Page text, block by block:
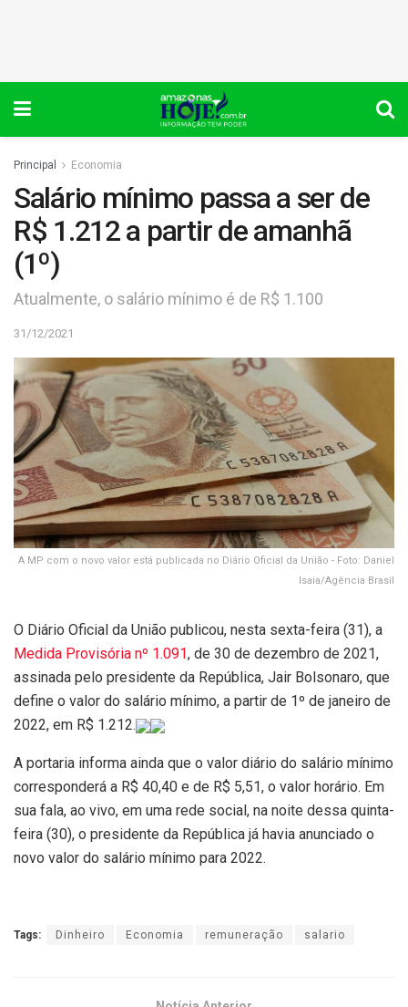
Principal Economia
Salário mínimo passa a ser de
R$ 1.212 a partir de amanhã
(1º)
Atualmente, o salário mínimo é de R$ 1.100
31/12/2021
A MP com o novo valor está publicada no Diário Oficial da União - Foto: Daniel
Isaia/Agência Brasil
O Diário Oficial da União publicou, nesta sexta-feira (31), a
Medida Provisória nº 1.091, de 30 de dezembro de 2021,
assinada pelo presidente da República, Jair Bolsonaro, que
define o valor do salário mínimo, a partir de 1º de janeiro de
2022, em R$ 1.212.
A portaria informa ainda que o valor diário do salário mínimo
corresponderá a R$ 40,40 e de R$ 5,51, o valor horário. Em
sua fala, ao vivo, em uma rede social, na noite dessa quinta-
feira (30), o presidente da República já havia anunciado o
novo valor do salário mínimo para 2022.
Tags: Dinheiro Economia remuneração salario